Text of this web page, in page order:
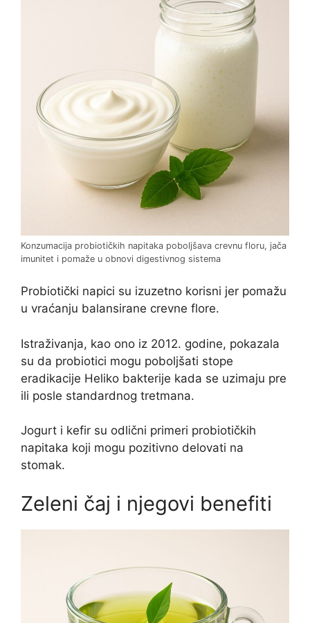
Konzumacija probiotičkih napitaka poboljšava crevnu floru, jača
imunitet i pomaže u obnovi digestivnog sistema
Probiotički napici su izuzetno korisni jer pomažu
u vraćanju balansirane crevne flore.
Istraživanja, kao ono iz 2012. godine, pokazala
su da probiotici mogu poboljšati stope
eradikacije Heliko bakterije kada se uzimaju pre
ili posle standardnog tretmana.
Jogurt i kefir su odlični primeri probiotičkih
napitaka koji mogu pozitivno delovati na
stomak.
Zeleni čaj i njegovi benefiti